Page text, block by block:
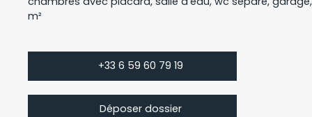
m²
+33 6 59 60 79 19
Déposer dossier